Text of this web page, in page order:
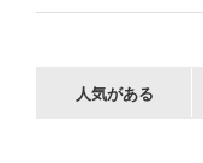
人気がある